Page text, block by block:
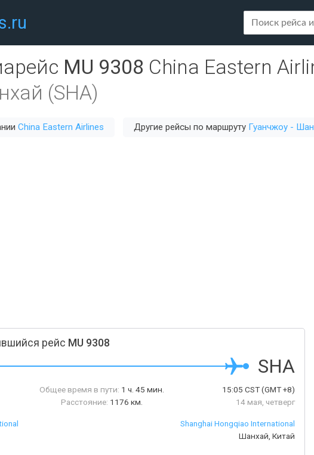
MU 9308 China Eastern
(SHA)
China Eastern Airlines Другие рейсы по маршруту Гуанчжоу -
рейс MU 9308
SHA
Общее время в пути: 1 ч. 45 мин.
Расстояние: 1176 км.
15:05 CST(GMT +8)
14 мая, четверг
Shanghai Hongqiao International
Шанхай, Китай